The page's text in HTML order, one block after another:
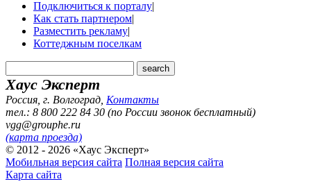
Подключиться к порталу|
Как стать партнером|
Разместить рекламу|
Коттеджным поселкам
Хаус Эксперт
Россия, г. Волгоград Контакты
тел.: 8 800 222 84 30 (по России звонок бесплатный)
vgg@grouphe.ru
(карта проезда)
© 2012 - 2026 «Хаус Эксперт»
Мобильная версия сайта Полная версия сайта
Карта сайта